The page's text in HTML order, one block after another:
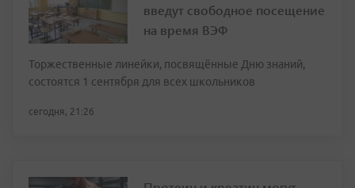
введут свободное посещение
на время ВЭФ
Торжественные линейки, посвящённые Дню знаний,
состоятся 1 сентября для всех школьников
сегодня, 21:26